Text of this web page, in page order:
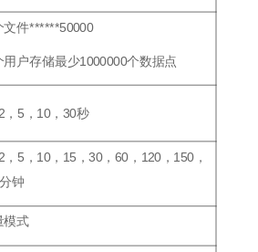
文件******50000
用户存储最少1000000个数据点
，5，10，30秒
，5，10，15，30，60，120，150，
钟
模式